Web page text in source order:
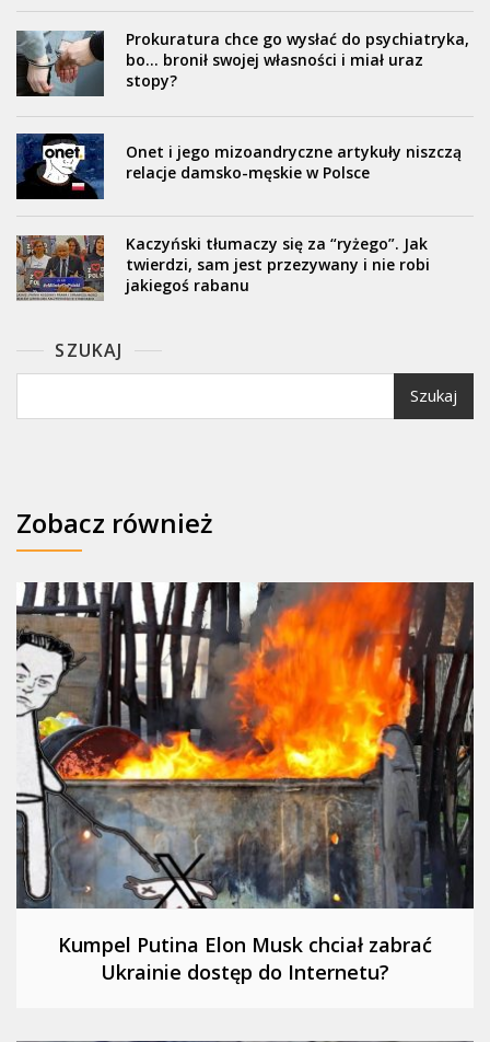
Prokuratura chce go wysłać do psychiatryka,
bo… bronił swojej własności i miał uraz
stopy?
Onet i jego mizoandryczne artykuły niszczą
relacje damsko-męskie w Polsce
Kaczyński tłumaczy się za “ryżego”. Jak
twierdzi, sam jest przezywany i nie robi
jakiegoś rabanu
SZUKAJ
Szukaj
Zobacz również
Kumpel Putina Elon Musk chciał zabrać
Ukrainie dostęp do Internetu?